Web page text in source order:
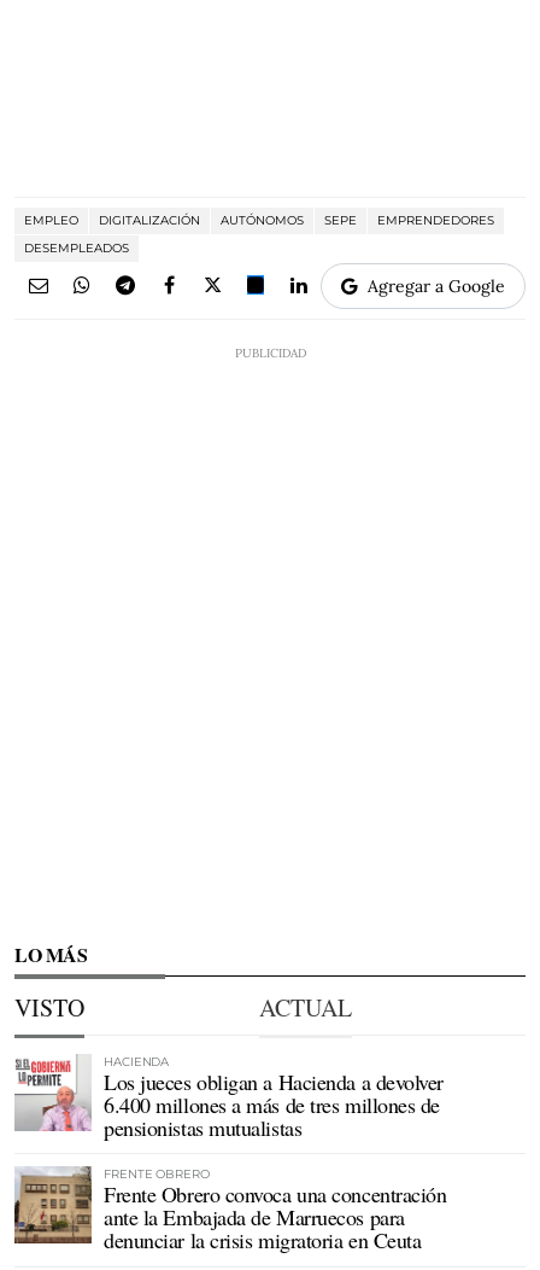
EMPLEO DIGITALIZACIÓN AUTÓNOMOS SEPE
EMPRENDEDORES
DESEMPLEADOS
Agregar a Google
LO MÁS
VISTO ACTUAL
HACIENDA
Los jueces obligan a Hacienda a devolver
6.400 millones a más de tres millones de
pensionistas mutualistas
FRENTE OBRERO
Frente Obrero convoca una concentración
ante la Embajada de Marruecos para
denunciar la crisis migratoria en Ceuta